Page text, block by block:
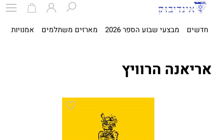
חדשים מבצעי שבוע הספר 2026 מארזים משתלמים אמנויות
אריאנה הרוויץ